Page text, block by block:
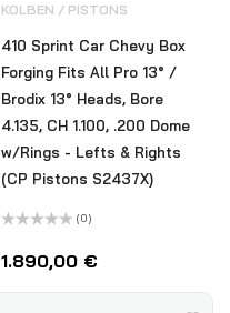
KOLBEN / PISTONS
410 Sprint Car Chevy Box
Forging Fits All Pro 13° /
Brodix 13° Heads, Bore
4.135, CH 1.100, .200 Dome
w/Rings - Lefts & Rights
(CP Pistons S2437X)
mit
0
5
(0)
1.890,00 €